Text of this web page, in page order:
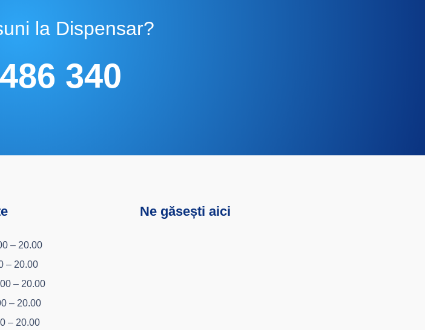
la Dispensar?
340
– 20.00
– 20.00
– 20.00
20.00
– 20.00
Ne găsești aici